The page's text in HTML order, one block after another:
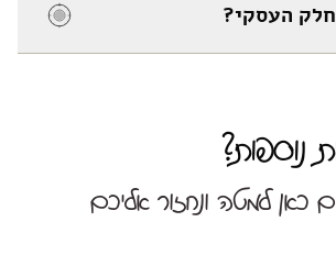
העסקי?
נוספות?
כאן למטה ונחזור אליכם